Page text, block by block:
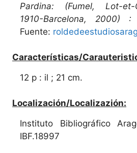
Pardina: (Fumel, Lot-et-
1910-Barcelona, 2000)
Fuente:
Características/
12 p : il ; 21 cm.
Localización/Localizazión:
Instituto Bibliográfico
IBF.18997